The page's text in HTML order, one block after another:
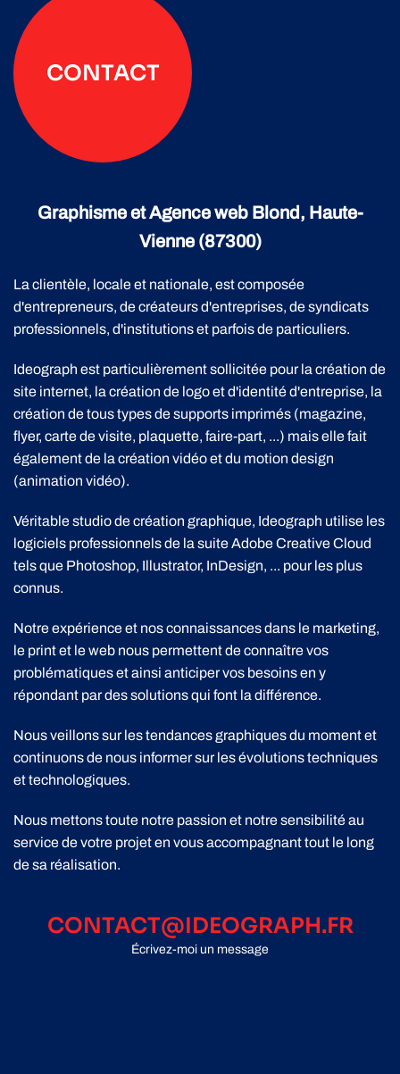
CONTACT
Graphisme et Agence web Blond, Haute-
Vienne (87300)
La clientèle, locale et nationale, est composée
d'entrepreneurs, de créateurs d'entreprises, de syndicats
professionnels, d'institutions et parfois de particuliers.
Ideograph est particulièrement sollicitée pour la création de
site internet, la création de logo et d'identité d'entreprise, la
création de tous types de supports imprimés (magazine,
flyer, carte de visite, plaquette, faire-part, ...) mais elle fait
également de la création vidéo et du motion design
(animation vidéo).
Véritable studio de création graphique, Ideograph utilise les
logiciels professionnels de la suite Adobe Creative Cloud
tels que Photoshop, Illustrator, InDesign, ... pour les plus
connus.
Notre expérience et nos connaissances dans le marketing,
le print et le web nous permettent de connaître vos
problématiques et ainsi anticiper vos besoins en y
répondant par des solutions qui font la différence.
Nous veillons sur les tendances graphiques du moment et
continuons de nous informer sur les évolutions techniques
et technologiques.
Nous mettons toute notre passion et notre sensibilité au
service de votre projet en vous accompagnant tout le long
de sa réalisation.
CONTACT@IDEOGRAPH.FR
Écrivez-moi un message